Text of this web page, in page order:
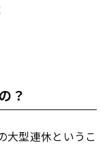
？
大型連休というこ